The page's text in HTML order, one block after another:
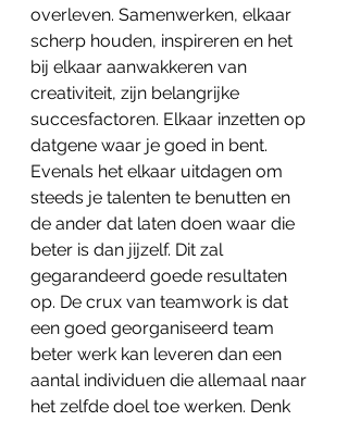
overleven. Samenwerken, elkaar
scherp houden, inspireren en het
bij elkaar aanwakkeren van
creativiteit, zijn belangrijke
succesfactoren. Elkaar inzetten op
datgene waar je goed in bent.
Evenals het elkaar uitdagen om
steeds je talenten te benutten en
de ander dat laten doen waar die
beter is dan jijzelf. Dit zal
gegarandeerd goede resultaten
op. De crux van teamwork is dat
een goed georganiseerd team
beter werk kan leveren dan een
aantal individuen die allemaal naar
het zelfde doel toe werken. Denk